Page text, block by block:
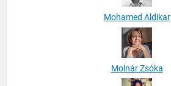
Mohamed Aldikar
Molnár Zsóka